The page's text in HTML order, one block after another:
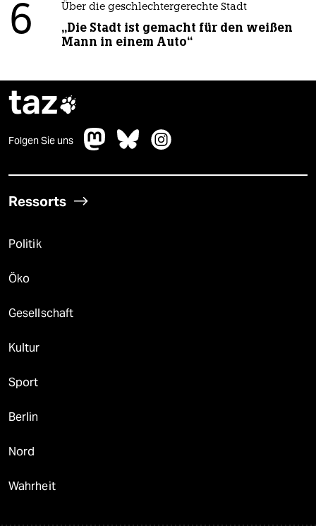
6 Über die geschlechtergerechte Stadt
„Die Stadt ist gemacht für den weißen
Mann in einem Auto“
taz
Folgen Sie uns
Ressorts
Politik
Öko
Gesellschaft
Kultur
Sport
Berlin
Nord
Wahrheit